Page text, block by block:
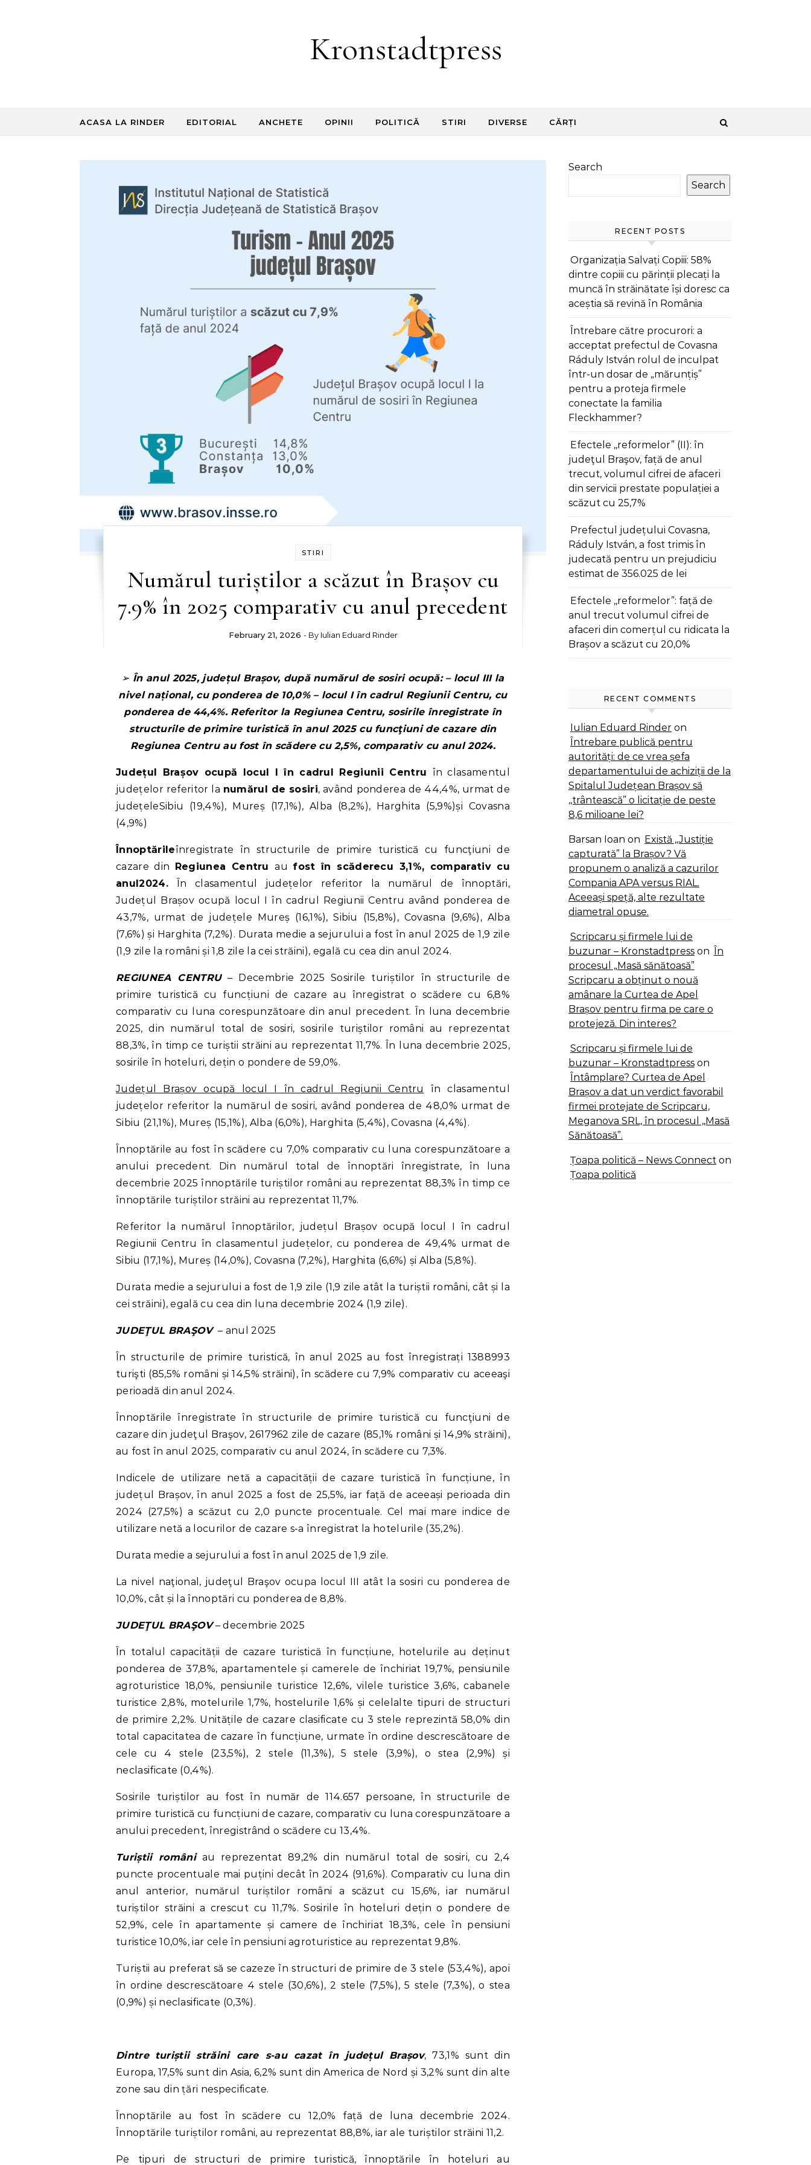
Kronstadtpress
ACASA LA RINDER EDITORIAL ANCHETE OPINII POLITICĂ STIRI DIVERSE CĂRȚI
STIRI
Numărul turiștilor a scăzut în Brașov cu
7.9% în 2025 comparativ cu anul precedent
February 21, 2026 - By Iulian Eduard Rinder
➢ În anul 2025, județul Brașov, după numărul de sosiri ocupă: – locul III la
nivel național, cu ponderea de 10,0% – locul I în cadrul Regiunii Centru, cu
ponderea de 44,4%. Referitor la Regiunea Centru, sosirile înregistrate în
structurile de primire turistică în anul 2025 cu funcţiuni de cazare din
Regiunea Centru au fost în scădere cu 2,5%, comparativ cu anul 2024.
Județul Brașov ocupă locul I în cadrul Regiunii Centru în clasamentul
județelor referitor la numărul de sosiri, având ponderea de 44,4%, urmat de
județeleSibiu (19,4%), Mureș (17,1%), Alba (8,2%), Harghita (5,9%)și Covasna
(4,9%)
Înnoptărileînregistrate în structurile de primire turistică cu funcţiuni de
cazare din Regiunea Centruau fost în scăderecu 3,1%, comparativ cu
anul2024. În clasamentul județelor referitor la numărul de înnoptări,
Județul Brașov ocupă locul I în cadrul Regiunii Centru având ponderea de
43,7%, urmat de județele Mureș (16,1%), Sibiu (15,8%), Covasna (9,6%), Alba
(7,6%) și Harghita (7,2%). Durata medie a sejurului a fost în anul 2025 de 1,9 zile
(1,9 zile la români și 1,8 zile la cei străini), egală cu cea din anul 2024.
REGIUNEA CENTRU– Decembrie 2025 Sosirile turiștilor în structurile de
primire turistică cu funcțiuni de cazare au înregistrat o scădere cu 6,8%
comparativ cu luna corespunzătoare din anul precedent. În luna decembrie
2025, din numărul total de sosiri, sosirile turiștilor români au reprezentat
88,3%, în timp ce turiștii străini au reprezentat 11,7%. În luna decembrie 2025,
sosirile în hoteluri, dețin o pondere de 59,0%.
Județul Brașov ocupă locul I în cadrul Regiunii Centru
în clasamentul
județelor referitor la numărul de sosiri, având ponderea de 48,0% urmat de
Sibiu (21,1%), Mureș (15,1%), Alba (6,0%), Harghita (5,4%), Covasna (4,4%).
Înnoptările au fost în scădere cu 7,0% comparativ cu luna corespunzătoare a
anului precedent. Din numărul total de înnoptări înregistrate, în luna
decembrie 2025 înnoptările turiștilor români au reprezentat 88,3% în timp ce
înnoptările turiștilor străini au reprezentat 11,7%.
Referitor la numărul înnoptărilor, județul Brașov ocupă locul I în cadrul
Regiunii Centru în clasamentul județelor, cu ponderea de 49,4% urmat de
Sibiu (17,1%), Mureș (14,0%), Covasna (7,2%), Harghita (6,6%) și Alba (5,8%).
Durata medie a sejurului a fost de 1,9 zile (1,9 zile atât la turiștii români, cât și la
cei străini), egală cu cea din luna decembrie 2024 (1,9 zile).
JUDEŢUL BRAŞOV– anul 2025
În structurile de primire turistică, în anul 2025 au fost înregistrați 1388993
turişti (85,5% români și 14,5% străini), în scădere cu 7,9% comparativ cu aceeaşi
perioadă din anul 2024.
Înnoptările înregistrate în structurile de primire turistică cu funcţiuni de
cazare din judeţul Braşov, 2617962 zile de cazare (85,1% români și 14,9% străini),
au fost în anul 2025, comparativ cu anul 2024, în scădere cu 7,3%.
Indicele de utilizare netă a capacității de cazare turistică în funcțiune, în
județul Brașov, în anul 2025 a fost de 25,5%, iar față de aceeași perioada din
2024 (27,5%) a scăzut cu 2,0 puncte procentuale. Cel mai mare indice de
utilizare netă a locurilor de cazare s-a înregistrat la hotelurile (35,2%).
Durata medie a sejurului a fost în anul 2025 de 1,9 zile.
La nivel naţional, judeţul Braşov ocupa locul III atât la sosiri cu ponderea de
10,0%, cât și la înnoptări cu ponderea de 8,8%.
JUDEŢUL BRAŞOV– decembrie 2025
În totalul capacității de cazare turistică în funcțiune, hotelurile au deținut
ponderea de 37,8%, apartamentele și camerele de închiriat 19,7%, pensiunile
agroturistice 18,0%, pensiunile turistice 12,6%, vilele turistice 3,6%, cabanele
turistice 2,8%, motelurile 1,7%, hostelurile 1,6% și celelalte tipuri de structuri
de primire 2,2%. Unitățile de cazare clasificate cu 3 stele reprezintă 58,0% din
total capacitatea de cazare în funcțiune, urmate în ordine descrescătoare de
cele cu 4 stele (23,5%), 2 stele (11,3%), 5 stele (3,9%), o stea (2,9%) și
neclasificate (0,4%).
Sosirile turiștilor au fost în număr de 114.657 persoane, în structurile de
primire turistică cu funcțiuni de cazare, comparativ cu luna corespunzătoare a
anului precedent, înregistrând o scădere cu 13,4%.
Turiștii româniau reprezentat 89,2% din numărul total de sosiri, cu 2,4
puncte procentuale mai puțini decât în 2024 (91,6%). Comparativ cu luna din
anul anterior, numărul turiștilor români a scăzut cu 15,6%, iar numărul
turiștilor străini a crescut cu 11,7%. Sosirile în hoteluri dețin o pondere de
52,9%, cele în apartamente și camere de închiriat 18,3%, cele în pensiuni
turistice 10,0%, iar cele în pensiuni agroturistice au reprezentat 9,8%.
Turiștii au preferat să se cazeze în structuri de primire de 3 stele (53,4%), apoi
în ordine descrescătoare 4 stele (30,6%), 2 stele (7,5%), 5 stele (7,3%), o stea
(0,9%) și neclasificate (0,3%).
Dintre turiștii străini care s-au cazat în județul Brașov, 73,1% sunt din
Europa, 17,5% sunt din Asia, 6,2% sunt din America de Nord și 3,2% sunt din alte
zone sau din țări nespecificate.
Înnoptările au fost în scădere cu 12,0% față de luna decembrie 2024.
Înnoptările turiștilor români, au reprezentat 88,8%, iar ale turiștilor străini 11,2.
Pe tipuri de structuri de primire turistică, înnoptările în hoteluri au
Search
Search
RECENT POSTS
Organizația Salvați Copiii: 58%
dintre copiii cu părinții plecați la
muncă în străinătate își doresc ca
aceștia să revină în România
Întrebare către procurori: a
acceptat prefectul de Covasna
Ráduly István rolul de inculpat
într-un dosar de „mărunțiș”
pentru a proteja firmele
conectate la familia
Fleckhammer?
Efectele ,,reformelor” (II): în
judeţul Braşov, față de anul
trecut, volumul cifrei de afaceri
din servicii prestate populației a
scăzut cu 25,7%
Prefectul județului Covasna,
Ráduly István, a fost trimis în
judecată pentru un prejudiciu
estimat de 356.025 de lei
Efectele ,,reformelor”: față de
anul trecut volumul cifrei de
afaceri din comerțul cu ridicata la
Brașov a scăzut cu 20,0%
RECENT COMMENTS
Iulian Eduard Rinder on
Întrebare publică pentru
autorități: de ce vrea șefa
departamentului de achiziții de la
Spitalul Județean Brașov să
,,trântească” o licitație de peste
8,6 milioane lei?
Barsan Ioan on Există ,,Justiție
capturată” la Brașov? Vă
propunem o analiză a cazurilor
Compania APA versus RIAL.
Aceeași speță, alte rezultate
diametral opuse.
Scripcaru și firmele lui de
buzunar – Kronstadtpress on În
procesul „Masă sănătoasă”
Scripcaru a obținut o nouă
amânare la Curtea de Apel
Brașov pentru firma pe care o
protejeză. Din interes?
Scripcaru și firmele lui de
buzunar – Kronstadtpress on
Întâmplare? Curtea de Apel
Brașov a dat un verdict favorabil
firmei protejate de Scripcaru,
Meganova SRL, în procesul ,,Masă
Sănătoasă”.
Țoapa politică – News Connect on
Țoapa politică